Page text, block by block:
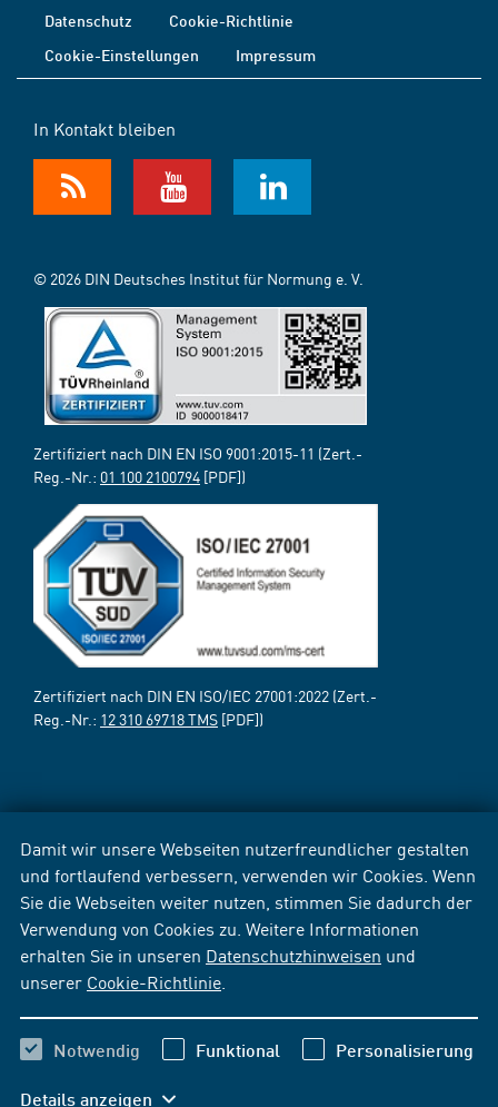
Damit wir unsere Webseiten nutzerfreundlicher gestalten
und fortlaufend verbessern, verwenden wir Cookies. Wenn
Sie die Webseiten weiter nutzen, stimmen Sie dadurch der
Verwendung von Cookies zu. Weitere Informationen
erhalten Sie in unseren Datenschutzhinweisen und
unserer Cookie-Richtlinie
Notwendig Funktional Personalisierung
Details anzeigen
Datenschutz
Cookie-Richtlinie
Cookie-Einstellungen
Impressum
In Kontakt bleiben
© 2026 DIN Deutsches Institut für Normung e. V.
Zertifiziert nach DIN EN ISO 9001:2015-11 (Zert.-
Reg.-Nr.: 01 100 2100794 [PDF])
Zertifiziert nach DIN EN ISO/IEC 27001:2022 (Zert.-
Reg.-Nr.: 12 310 69718 TMS [PDF])